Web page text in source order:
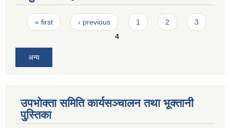
Pages
« first ‹ previous 1 2
3
4
अन्य
उपभोक्ता समिति कार्यसञ्चालन तथा भूक्तानी
पु्स्तिका